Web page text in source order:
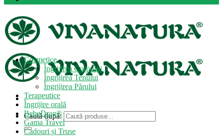
Caută după:
Cosmetice
Îngrijirea Corpului
Îngrijirea Tenului
Îngrijirea Părului
Terapeutice
Îngrijire orală
BebeDrag®
Gama Travel
Cadouri și Truse